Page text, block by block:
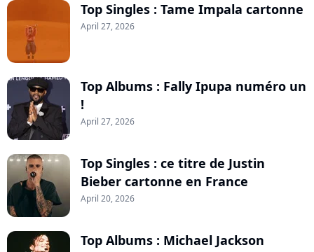
Top Singles : Tame Impala cartonne
April 27, 2026
Top Albums : Fally Ipupa numéro un
!
April 27, 2026
Top Singles : ce titre de Justin
Bieber cartonne en France
April 20, 2026
Top Albums : Michael Jackson